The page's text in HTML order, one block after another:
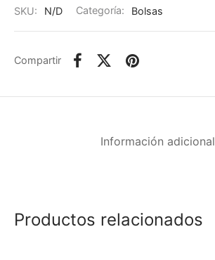
SKU: N/D Categoría: Bolsas
Compartir
Información adicional
Productos relacionados